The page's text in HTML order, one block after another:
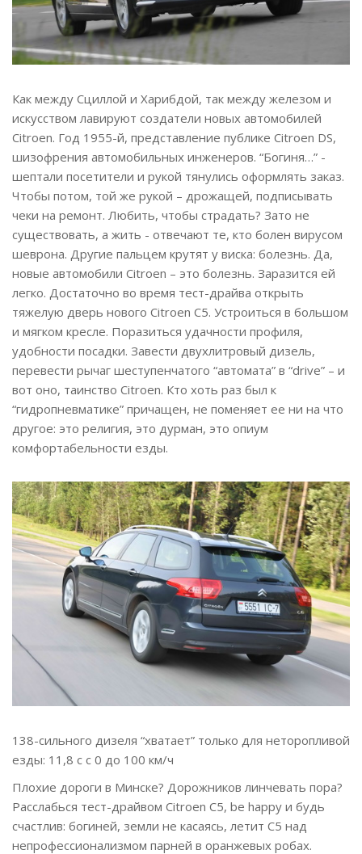
Как между Сциллой и Харибдой, так между железом и
искусством лавируют создатели новых автомобилей
Citroen. Год 1955-й, представление публике Citroen DS,
шизофрения автомобильных инженеров. “Богиня…” -
шептали посетители и рукой тянулись оформлять заказ.
Чтобы потом, той же рукой – дрожащей, подписывать
чеки на ремонт. Любить, чтобы страдать? Зато не
существовать, а жить - отвечают те, кто болен вирусом
шеврона. Другие пальцем крутят у виска: болезнь. Да,
новые автомобили Citroen – это болезнь. Заразится ей
легко. Достаточно во время тест-драйва открыть
тяжелую дверь нового Citroen C5. Устроиться в большом
и мягком кресле. Поразиться удачности профиля,
удобности посадки. Завести двухлитровый дизель,
перевести рычаг шеступенчатого “автомата” в “drive” – и
вот оно, таинство Citroen. Кто хоть раз был к
“гидропневматике” причащен, не поменяет ее ни на что
другое: это религия, это дурман, это опиум
комфортабельности езды.
138-сильного дизеля “хватает” только для неторопливой
езды: 11,8 с с 0 до 100 км/ч
Плохие дороги в Минске? Дорожников линчевать пора?
Расслабься тест-драйвом Сitroen C5, be happy и будь
счастлив: богиней, земли не касаясь, летит C5 над
непрофессионализмом парней в оранжевых робах.